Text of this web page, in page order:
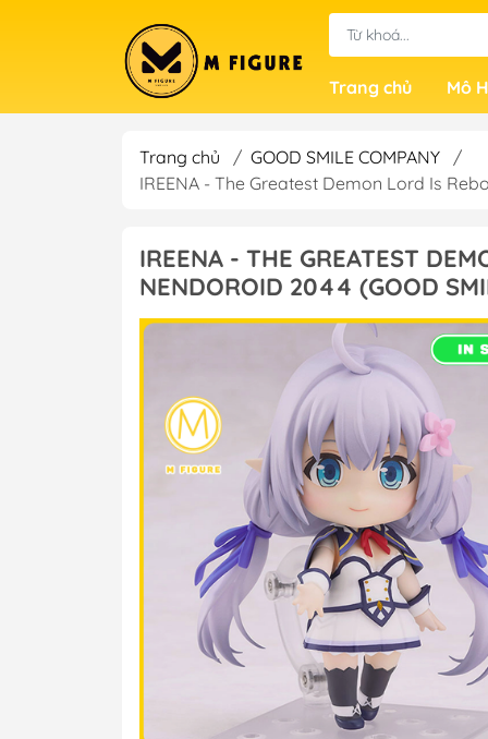
Trang chủ
Mô
Trang chủ / GOOD SMILE COMPANY
/
IREENA - The Greatest Demon Lord Is
IREENA - THE GREATEST
NENDOROID 2044 (GOOD